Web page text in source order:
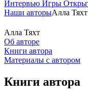
Интервью Игры
Наши авторыАлла Тяхт
Алла Тяхт
Об авторе
Книги автора
Материалы с автором
Книги автора